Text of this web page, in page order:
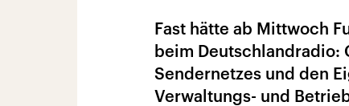
Fast hätte ab Mittwoch
beim Deutschlandradio:
Sendernetzes und den
Verwaltungs- und